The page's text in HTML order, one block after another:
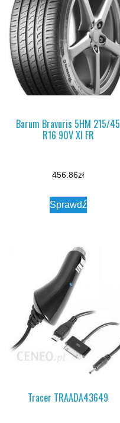
Barum Bravuris 5HM 215/45
R16 90V Xl FR
456.86zł
Sprawdź
Tracer TRAADA43649